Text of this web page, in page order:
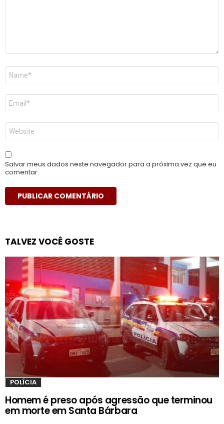
Nome
E-
mail
*
Site
Salvar meus dados neste navegador para a próxima vez que eu
comentar.
TALVEZ VOCÊ GOSTE
POLÍCIA
Homem é preso após agressão que terminou
em morte em Santa Bárbara